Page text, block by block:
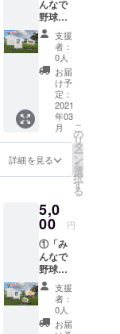
球大会大阪
府予選会 門
真市代表
・第76回大
阪府夏季軟
式野球大会B
級 第二ブ
ロック 門真
・高松宮賜
日本軟式野
球大会1部大
阪府予選門
真市代表
んなで
野球を
やろ
う！」
特製
ネーム
入りス
ポーツ
ドライT
シャツ
（ポリ
エステ
ル
100％）
所属さ
れてい
るチー
ム名、
背番
号、ご
希望の
お名前
をプリ
ントし
支援
者：
0人
お届
け予
定：
2021
年03
月
詳細を見る
こ
の
リ
タ
ー
ン
を
選
択
す
る
5,0
00 円
①「み
んなで
野球を
やろ
う！」
特製
ネーム
支援
者：
0人
お届